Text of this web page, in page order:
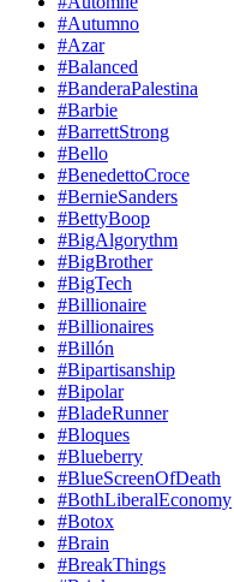
#Autumno
#Azar
#Balanced
#BanderaPalestina
#Barbie
#BarrettStrong
#Bello
#BenedettoCroce
#BernieSanders
#BettyBoop
#BigAlgorythm
#BigBrother
#BigTech
#Billionaire
#Billionaires
#Billón
#Bipartisanship
#Bipolar
#BladeRunner
#Bloques
#Blueberry
#BlueScreenOfDeath
#BothLiberalEconomy
#Botox
#Brain
#BreakThings